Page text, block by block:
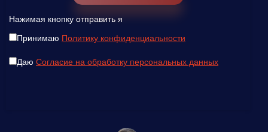
Нажимая кнопку отправить я
Принимаю Политику конфиденциальности
Даю Согласие на обработку персональных данных